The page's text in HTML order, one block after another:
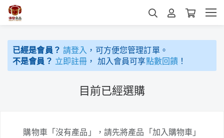
已經是會員？ 請登入 ，可方便您管理訂單。
不是會員？ 立即註冊 ， 加入會員可享點數回饋！
目前已經選購
購物車「沒有產品」，請先將產品「加入購物車」